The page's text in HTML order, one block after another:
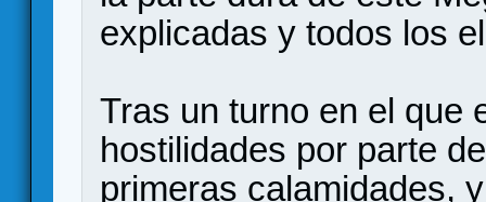
explicadas y todos los
Tras un turno en el que
hostilidades por parte
primeras calamidades,